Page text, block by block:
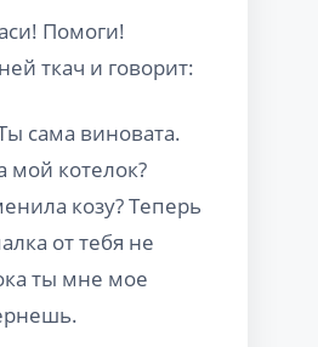
Помоги!
ткач и говорит:
сама виновата.
мой котелок?
козу? Теперь
от тебя не
ты мне мое